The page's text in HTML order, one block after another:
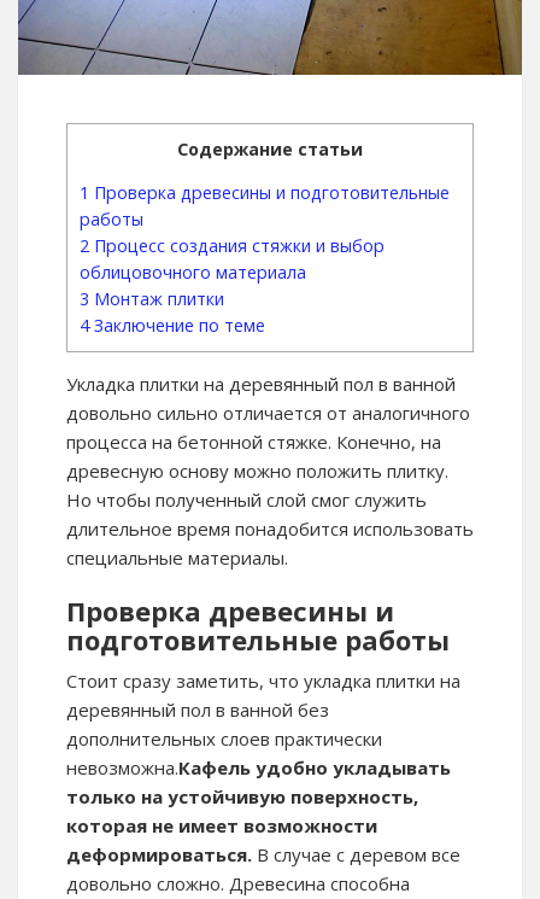
Содержание статьи
1 Проверка древесины и подготовительные
работы
2 Процесс создания стяжки и выбор
облицовочного материала
3 Монтаж плитки
4Заключение по теме
Укладка плитки на деревянный пол в ванной
довольно сильно отличается от аналогичного
процесса на бетонной стяжке. Конечно, на
древесную основу можно положить плитку.
Но чтобы полученный слой смог служить
длительное время понадобится использовать
специальные материалы.
Проверка древесины и
подготовительные работы
Стоит сразу заметить, что укладка плитки на
деревянный пол в ванной без
дополнительных слоев практически
невозможна.Кафель удобно укладывать
только на устойчивую поверхность,
которая не имеет возможности
деформироваться. В случае с деревом все
довольно сложно. Древесина способна